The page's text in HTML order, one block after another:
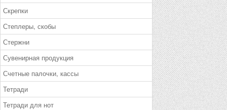
Скрепки
Степлеры, скобы
Стержни
Сувенирная продукция
Счетные палочки, кассы
Тетради
Тетради для нот